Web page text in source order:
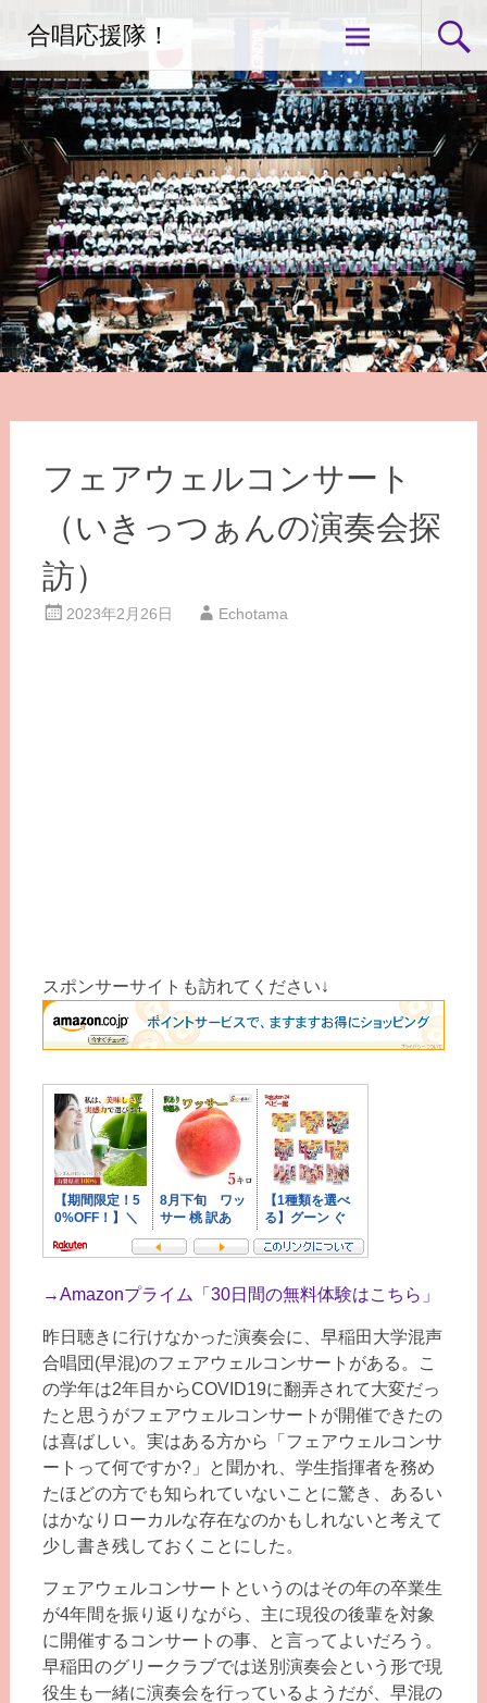
ン
ツ
へ
ス
合唱応援隊！
フェアウェルコンサート
（いきっつぁんの演奏会探
訪）
2023年2月26日 Echotama
スポンサーサイトも訪れてください↓
→Amazonプライム「30日間の無料体験はこちら」
昨日聴きに行けなかった演奏会に、早稲田大学混声
合唱団(早混)のフェアウェルコンサートがある。こ
の学年は2年目からCOVID19に翻弄されて大変だっ
たと思うがフェアウェルコンサートが開催できたの
は喜ばしい。実はある方から「フェアウェルコンサ
ートって何ですか?」と聞かれ、学生指揮者を務め
たほどの方でも知られていないことに驚き、あるい
はかなりローカルな存在なのかもしれないと考えて
少し書き残しておくことにした。
フェアウェルコンサートというのはその年の卒業生
が4年間を振り返りながら、主に現役の後輩を対象
に開催するコンサートの事、と言ってよいだろう。
早稲田のグリークラブでは送別演奏会という形で現
役生も一緒に演奏会を行っているようだが、早混の